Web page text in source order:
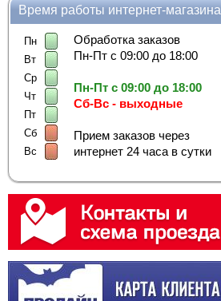
Время работы интернет-магазина
Пн
Вт
Ср
Чт
Пт
Сб
Вс
Обработка заказов
Пн-Пт с 09:00 до 18:00
Пн-Пт с 09:00 до 18:00
Сб-Вс - выходные
Прием заказов через
интернет 24 часа в сутки